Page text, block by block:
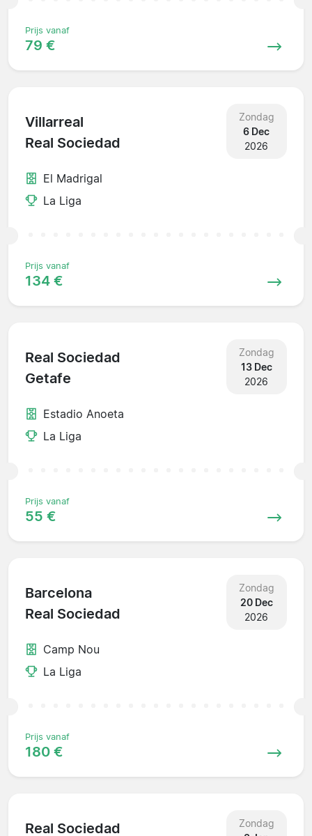
Prijs vanaf
79 €
Villarreal
Real Sociedad
Zondag
6 Dec
2026
El Madrigal
La Liga
Prijs vanaf
134 €
Real Sociedad
Getafe
Zondag
13 Dec
2026
Estadio Anoeta
La Liga
Prijs vanaf
55 €
Barcelona
Real Sociedad
Zondag
20 Dec
2026
Camp Nou
La Liga
Prijs vanaf
180 €
Real Sociedad
Zondag